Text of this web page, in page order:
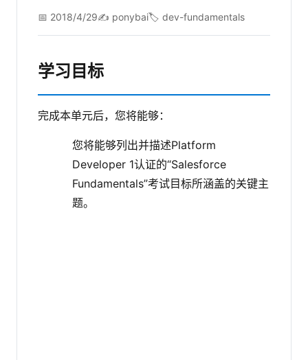
📅 2018/4/29✍️ ponybai🏷️ dev-fundamentals
学习目标
完成本单元后，您将能够：
您将能够列出并描述Platform
Developer 1认证的“Salesforce
Fundamentals”考试目标所涵盖的关键主
题。